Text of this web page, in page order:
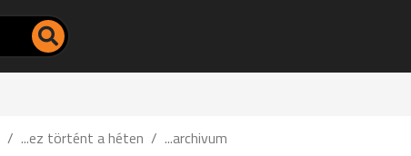
...ez történt a héten ...archivum